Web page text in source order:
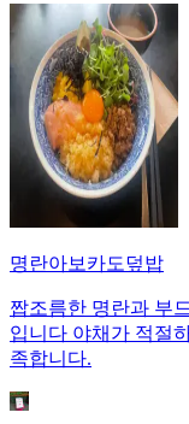
명란아보카도덮밥
짭조름한 명란과 부
입니다 야채가 적절
족합니다.